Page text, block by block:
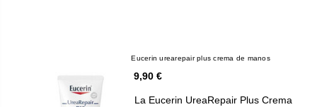
Eucerin urearepair plus crema de manos
9,90 €
La Eucerin UreaRepair Plus Crema